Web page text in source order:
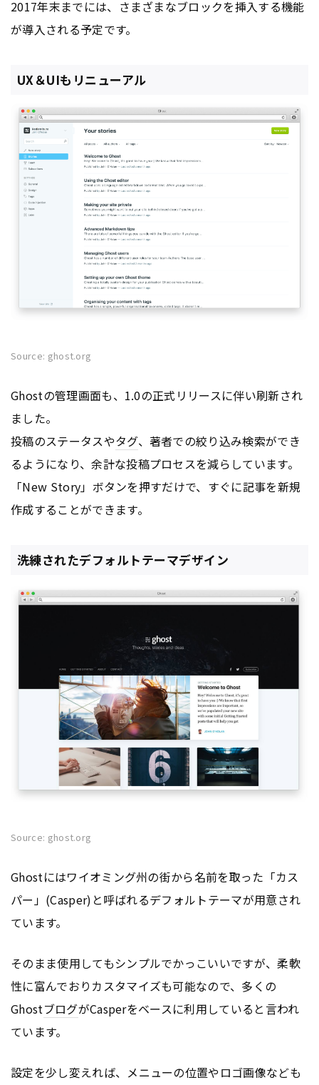
2017年末までには、さまざまなブロックを挿入する機能
が導入される予定です。
UX＆UIもリニューアル
Source: ghost.org
Ghostの管理画面も、1.0の正式リリースに伴い刷新され
ました。
投稿のステータスやタグ、著者での絞り込み検索ができ
るようになり、余計な投稿プロセスを減らしています。
「New Story」ボタンを押すだけで、すぐに記事を新規
作成することができます。
洗練されたデフォルトテーマデザイン
Source: ghost.org
Ghostにはワイオミング州の街から名前を取った「カス
パー」(Casper)と呼ばれるデフォルトテーマが用意され
ています。
そのまま使用してもシンプルでかっこいいですが、柔軟
性に富んでおりカスタマイズも可能なので、多くの
GhostブログがCasperをベースに利用していると言われ
ています。
設定を少し変えれば、メニューの位置やロゴ画像なども